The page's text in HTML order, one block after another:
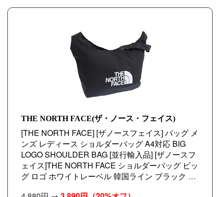
THE NORTH FACE(ザ・ノース・フェイス)
[THE NORTH FACE] [ザノースフェイス] バッグ メ
ンズ レディース ショルダーバッグ A4対応 BIG
LOGO SHOULDER BAG [並行輸入品] [ザノースフ
ェイス]THE NORTH FACE ショルダーバッグ ビッ
グ ロゴ ホワイトレーベル 韓国ライン ブラック メ